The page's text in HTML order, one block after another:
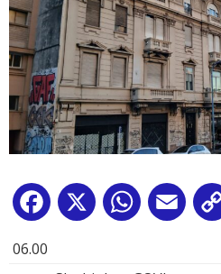
Facebook
X WhatsApp
06.00